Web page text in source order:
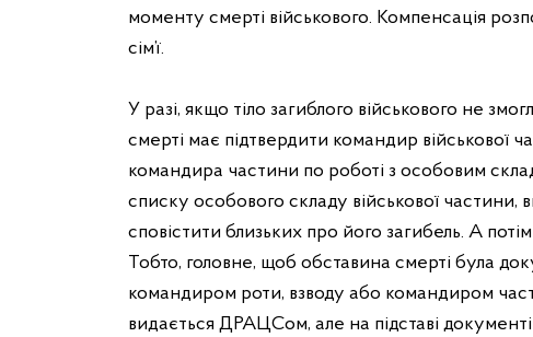
моменту смерті військового. Компенсація
сім’ї.
У разі, якщо тіло загиблого військового не
смерті має підтвердити командир військової
командира частини по роботі з особовим
списку особового складу військової частини,
сповістити близьких про його загибель. А
Тобто, головне, щоб обставина смерті була
командиром роти, взводу або командиром
видається ДРАЦСом, але на підставі